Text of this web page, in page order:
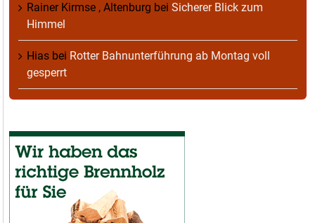
Rainer Kirmse , Altenburg bei Sicherer Blick zum
Himmel
Hias bei Rotter Bahnunterführung ab Montag voll
gesperrt